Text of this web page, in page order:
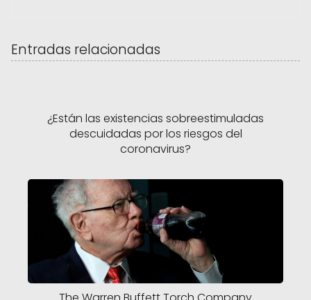
Entradas relacionadas
¿Están las existencias sobreestimuladas
descuidadas por los riesgos del
coronavirus?